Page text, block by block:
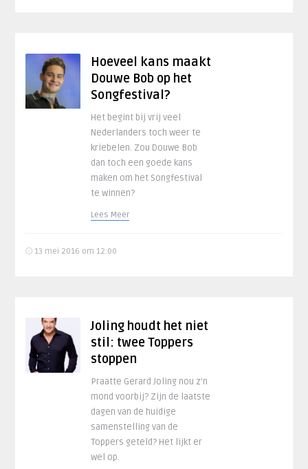
Hoeveel kans maakt
Douwe Bob op het
Songfestival?
Het begint bij vrij veel
Nederlanders toch weer te
kriebelen. Zou Douwe Bob
dan toch een goede kans
maken om het Songfestival
te winnen?
Lees Meer
13 mei 2016 om 12:00
Joling houdt het niet
stil: twee Toppers
stoppen
Praatte Gerard Joling nou z’n
mond voorbij? Zijn de laatste
dagen van de huidige
samenstelling van de
Toppers geteld? Het lijkt er
wel op.